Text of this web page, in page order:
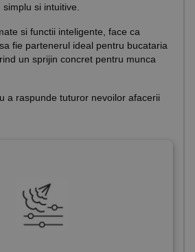
si intuitive.
si functii inteligente, face ca
fie partenerul ideal pentru bucataria
un sprijin concret pentru munca
a raspunde tuturor nevoilor afacerii